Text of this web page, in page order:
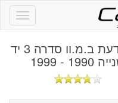
דעת ב.מ.וו סדרה 3 יד
- 1999